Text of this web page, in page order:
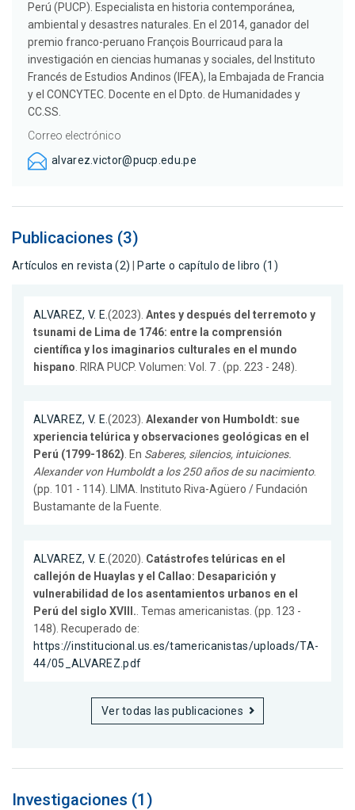
Perú (PUCP). Especialista en historia contemporánea,
ambiental y desastres naturales. En el 2014, ganador del
premio franco-peruano François Bourricaud para la
investigación en ciencias humanas y sociales, del Instituto
Francés de Estudios Andinos (IFEA), la Embajada de Francia
y el CONCYTEC. Docente en el Dpto. de Humanidades y
CC.SS.
Correo electrónico
alvarez.victor@pucp.edu.pe
Publicaciones (3)
Artículos en revista (2) Parte o capítulo de libro (1)
ALVAREZ, V. E.(2023).Antes y después del terremoto y
tsunami de Lima de 1746: entre la comprensión
científica y los imaginarios culturales en el mundo
hispano . RIRA PUCP. Volumen: Vol. 7 . (pp. 223 - 248).
ALVAREZ, V. E.(2023).Alexander von Humboldt: sue
xperiencia telúrica y observaciones geológicas en el
Perú (1799-1862) . En Saberes, silencios, intuiciones.
Alexander von Humboldt a los 250 años de su nacimiento.
(pp. 101 - 114). LIMA. Instituto Riva-Agüero / Fundación
Bustamante de la Fuente.
ALVAREZ, V. E.(2020). Catástrofes telúricas en el
callejón de Huaylas y el Callao: Desaparición y
vulnerabilidad de los asentamientos urbanos en el
Perú del siglo XVIII. . Temas americanistas. (pp. 123 -
148). Recuperado de:
https://institucional.us.es/tamericanistas/uploads/TA-
44/05_ALVAREZ.pdf
Ver todas las publicaciones
Investigaciones (1)